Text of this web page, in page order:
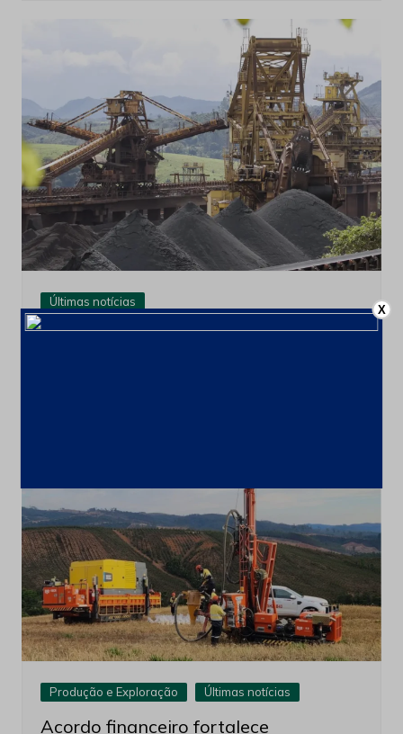
Últimas notícias
CSN Mineração amplia programa de
Produção e Exploração Últimas notícias
Acordo financeiro fortalece
X